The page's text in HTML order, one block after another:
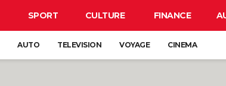
SPORT CULTURE FINANCE
AUTO TELEVISION VOYAGE CINEMA